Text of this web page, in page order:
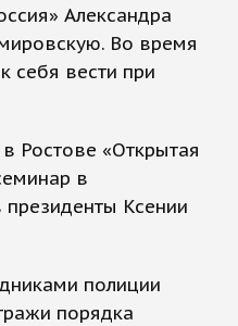
Александра
Во время
себя вести при
Ростове «Открытая
в
Ксении
полиции
порядка